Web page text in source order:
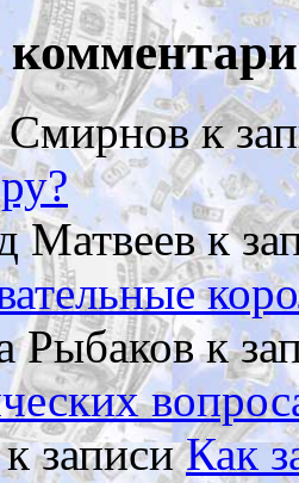
к
Матвеевк
Рыбаковк
записиКак